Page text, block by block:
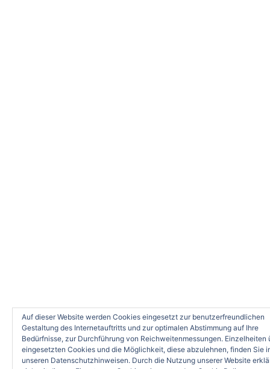
Auf dieser Website werden Cookies eingesetzt zur benutzerfreundlichen
Gestaltung des Internetauftritts und zur optimalen Abstimmung auf Ihre
Bedürfnisse, zur Durchführung von Reichweitenmessungen. Einzelheiten
eingesetzten Cookies und die Möglichkeit, diese abzulehnen, finden Sie
unseren Datenschutzhinweisen. Durch die Nutzung unserer Website